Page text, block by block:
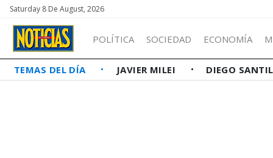
Saturday 8 De August, 2026
POLÍTICA SOCIEDAD ECONOMÍA
TEMAS DEL DÍA JAVIER MILEI DIEGO